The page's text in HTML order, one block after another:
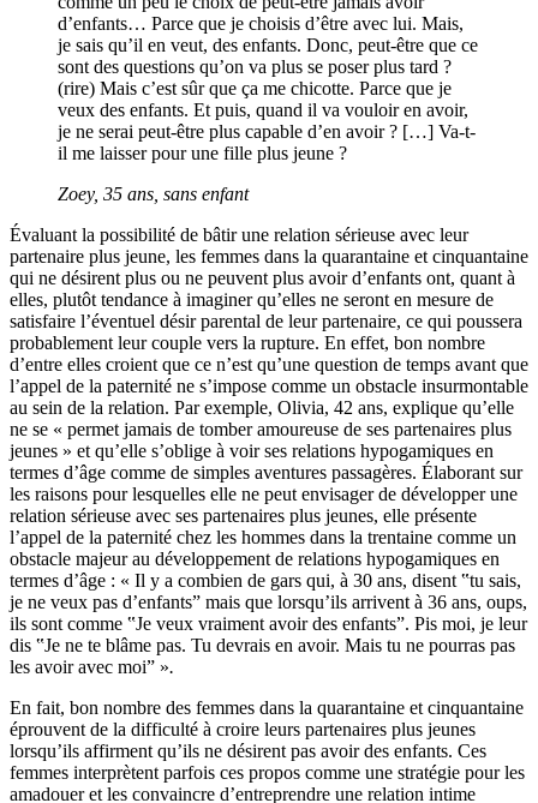
d’enfants… Parce que je choisis d’être avec lui. Mais,
je sais qu’il en veut, des enfants. Donc, peut-être que ce
sont des questions qu’on va plus se poser plus tard ?
(rire) Mais c’est sûr que ça me chicotte. Parce que je
veux des enfants. Et puis, quand il va vouloir en avoir,
je ne serai peut-être plus capable d’en avoir ? […] Va-t-
il me laisser pour une fille plus jeune ?
Zoey, 35 ans, sans enfant
Évaluant la possibilité de bâtir une relation sérieuse avec leur
partenaire plus jeune, les femmes dans la quarantaine et cinquantaine
qui ne désirent plus ou ne peuvent plus avoir d’enfants ont, quant à
elles, plutôt tendance à imaginer qu’elles ne seront en mesure de
satisfaire l’éventuel désir parental de leur partenaire, ce qui poussera
probablement leur couple vers la rupture. En effet, bon nombre
d’entre elles croient que ce n’est qu’une question de temps avant que
l’appel de la paternité ne s’impose comme un obstacle insurmontable
au sein de la relation. Par exemple, Olivia, 42 ans, explique qu’elle
ne se « permet jamais de tomber amoureuse de ses partenaires plus
jeunes » et qu’elle s’oblige à voir ses relations hypogamiques en
termes d’âge comme de simples aventures passagères. Élaborant sur
les raisons pour lesquelles elle ne peut envisager de développer une
relation sérieuse avec ses partenaires plus jeunes, elle présente
l’appel de la paternité chez les hommes dans la trentaine comme un
obstacle majeur au développement de relations hypogamiques en
termes d’âge : « Il y a combien de gars qui, à 30 ans, disent ‟tu sais,
je ne veux pas d’enfants” mais que lorsqu’ils arrivent à 36 ans, oups,
ils sont comme ‟Je veux vraiment avoir des enfants”. Pis moi, je leur
dis ‟Je ne te blâme pas. Tu devrais en avoir. Mais tu ne pourras pas
les avoir avec moi” ».
En fait, bon nombre des femmes dans la quarantaine et cinquantaine
éprouvent de la difficulté à croire leurs partenaires plus jeunes
lorsqu’ils affirment qu’ils ne désirent pas avoir des enfants. Ces
femmes interprètent parfois ces propos comme une stratégie pour les
amadouer et les convaincre d’entreprendre une relation intime